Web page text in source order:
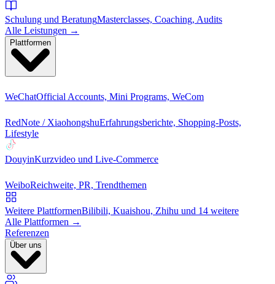
Schulung und BeratungMasterclasses, Coaching, Audits
Alle Leistungen →
Plattformen
WeChatOfficial Accounts, Mini Programs, WeCom
RedNote / XiaohongshuErfahrungsberichte, Shopping-Posts,
Lifestyle
DouyinKurzvideo und Live-Commerce
WeiboReichweite, PR, Trendthemen
Weitere PlattformenBilibili, Kuaishou, Zhihu und 14 weitere
Alle Plattformen →
Referenzen
Über uns